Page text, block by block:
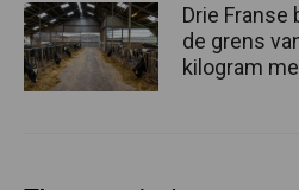
Drie Franse
de grens
kilogram